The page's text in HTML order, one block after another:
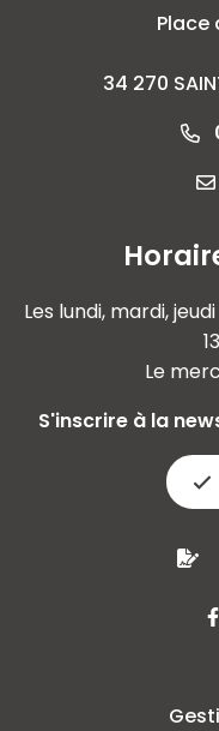
Place
34 270
Les lundi, mardi,
Le
S'inscrire à la